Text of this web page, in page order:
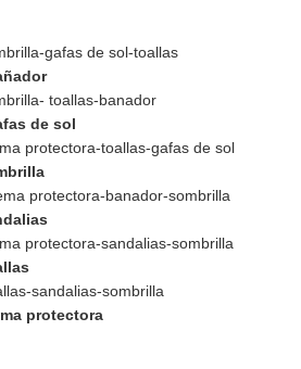
gafas de sol-toallas
sombrilla- toallas-banador
de sol
protectora-toallas-gafas de sol
protectora-banador-sombrilla
protectora-sandalias-sombrilla
sandalias-sombrilla
protectora